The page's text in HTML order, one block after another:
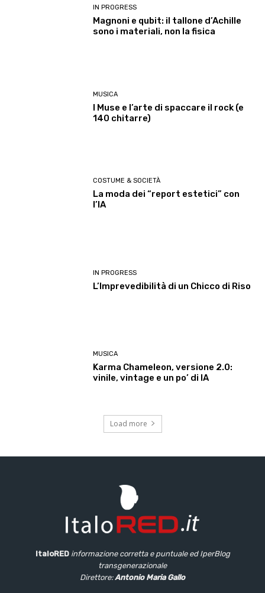
IN PROGRESS
Magnoni e qubit: il tallone d’Achille
sono i materiali, non la fisica
MUSICA
I Muse e l’arte di spaccare il rock (e
140 chitarre)
COSTUME & SOCIETÀ
La moda dei “report estetici” con
l’IA
IN PROGRESS
L’Imprevedibilità di un Chicco di Riso
MUSICA
Karma Chameleon, versione 2.0:
vinile, vintage e un po’ di IA
Load more
ItaloRED informazione corretta e puntuale ed IperBlog
transgenerazionale
Direttore:Antonio Maria Gallo